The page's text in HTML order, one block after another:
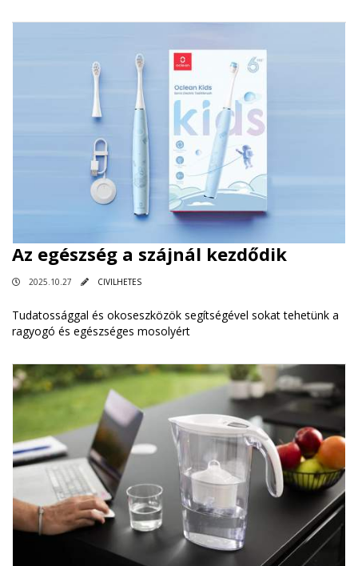
Az egészség a szájnál kezdődik
2025.10.27 CIVILHETES
Tudatossággal és okoseszközök segítségével sokat tehetünk a
ragyogó és egészséges mosolyért